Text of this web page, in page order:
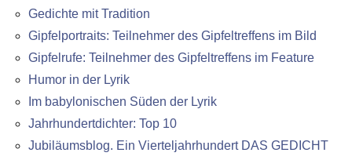
Gedichte mit Tradition
Gipfelportraits: Teilnehmer des Gipfeltreffens im Bild
Gipfelrufe: Teilnehmer des Gipfeltreffens im Feature
Humor in der Lyrik
Im babylonischen Süden der Lyrik
Jahrhundertdichter: Top 10
Jubiläumsblog. Ein Vierteljahrhundert DAS GEDICHT